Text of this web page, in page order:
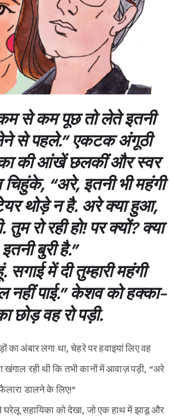
से कम पूछ तो लेते इतनी
से पहले.” एकटक अंगूठी
की आंखें छलकीं और स्वर
चिहुंके, “अरे, इतनी भी महंगी
थोड़े न है. अरे क्या हुआ,
तुम रो रही हो! पर क्यों? क्या
इतनी बुरी है.”
सगाई में दी तुम्हारी महंगी
नहीं पाई.” केशव को हक्का-
छोड़ वह रो पड़ी.
अंबार लगा था, चेहरे पर हवाइयां लिए वह
रही थी कि तभी कानों में आवाज़ पड़ी, “अरे
डालने के लिए!”
घरेलू सहायिका को देखा, जो एक हाथ में झाडू और